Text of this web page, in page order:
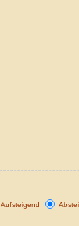
Aufsteigend